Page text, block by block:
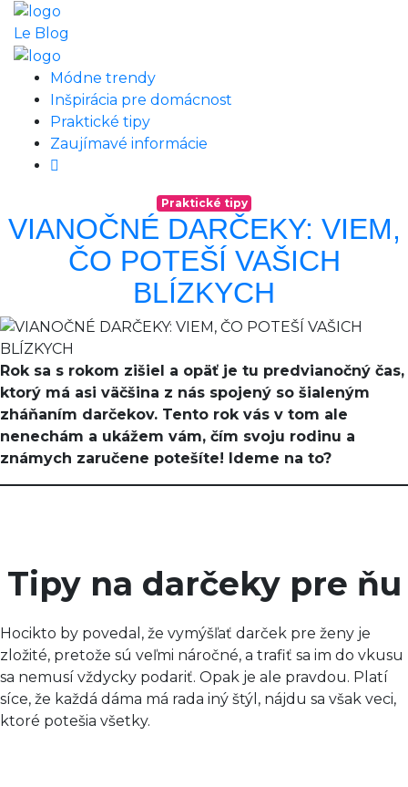
Le Blog
Módne trendy
Inšpirácia pre domácnost
Praktické tipy
Zaujímavé informácie
Praktické tipy
VIANOČNÉ DARČEKY: VIEM,
ČO POTEŠÍ VAŠICH
BLÍZKYCH
Rok sa s rokom zišiel a opäť je tu predvianočný čas,
ktorý má asi väčšina z nás spojený so šialeným
zháňaním darčekov. Tento rok vás v tom ale
nenechám a ukážem vám, čím svoju rodinu a
známych zaručene potešíte! Ideme na to?
Tipy na darčeky pre ňu
Hocikto by povedal, že vymýšľať darček pre ženy je
zložité, pretože sú veľmi náročné, a trafiť sa im do vkusu
sa nemusí vždycky podariť. Opak je ale pravdou. Platí
síce, že každá dáma má rada iný štýl, nájdu sa však veci,
ktoré potešia všetky.